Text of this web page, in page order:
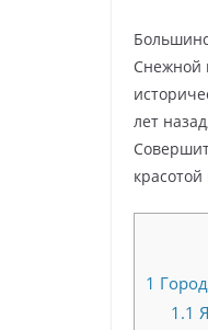
Снежной
лет
1
1.1